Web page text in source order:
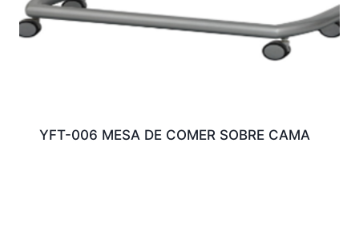
YFT-006 MESA DE COMER SOBRE CAMA